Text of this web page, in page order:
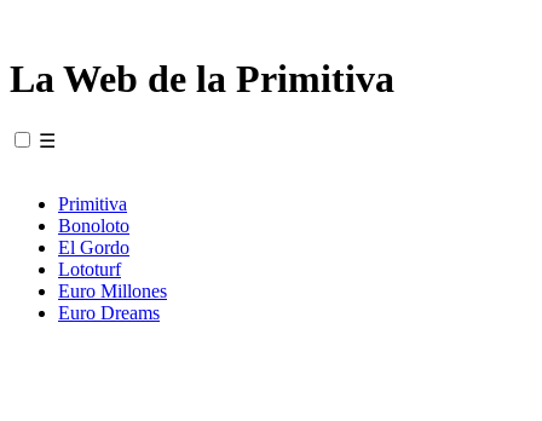
La Web de la Primitiva
☰
Primitiva
Bonoloto
El Gordo
Lototurf
Euro Millones
Euro Dreams